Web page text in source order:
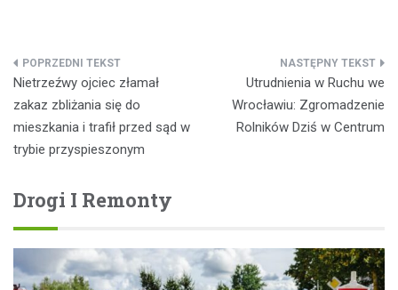
Nawigacja
wpisu
Nietrzeźwy ojciec złamał
zakaz zbliżania się do
mieszkania i trafił przed sąd w
trybie przyspieszonym
Utrudnienia w Ruchu we
Wrocławiu: Zgromadzenie
Rolników Dziś w Centrum
Drogi I Remonty